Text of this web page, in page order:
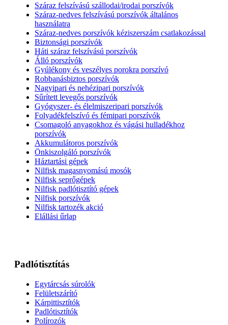
Száraz felszívású szállodai/irodai porszívók
Száraz-nedves felszívású porszívók általános
használatra
Száraz-nedves porszívók kéziszerszám csatlakozással
Biztonsági porszívók
Háti száraz felszívású porszívók
Álló porszívók
Gyúlékony és veszélyes porokra porszívó
Robbanásbiztos porszívók
Nagyipari és nehézipari porszívók
Sűrített levegős porszívók
Gyógyszer- és élelmiszeripari porszívók
Folyadékfelszívó és fémipari porszívók
Csomagoló anyagokhoz és vágási hulladékhoz
porszívók
Akkumulátoros porszívók
Önkiszolgáló porszívók
Háztartási gépek
Nilfisk magasnyomású mosók
Nilfisk seprőgépek
Nilfisk padlótisztító gépek
Nilfisk porszívók
Nilfisk tartozék akció
Elállási űrlap
Padlótisztítás
Egytárcsás súrolók
Felületszárító
Kárpittisztítók
Padlótisztítók
Polírozók